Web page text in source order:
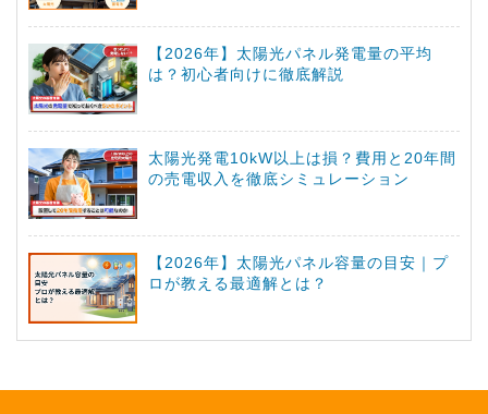
【2026年】太陽光パネル発電量の平均
は？初心者向けに徹底解説
太陽光発電10kW以上は損？費用と20年間
の売電収入を徹底シミュレーション
【2026年】太陽光パネル容量の目安｜プ
ロが教える最適解とは？